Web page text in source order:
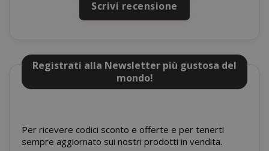
Scrivi recensione
Registrati alla Newsletter più gustosa del
mondo!
Per ricevere codici sconto e offerte e per tenerti
sempre aggiornato sui nostri prodotti in vendita.
section_data_ids